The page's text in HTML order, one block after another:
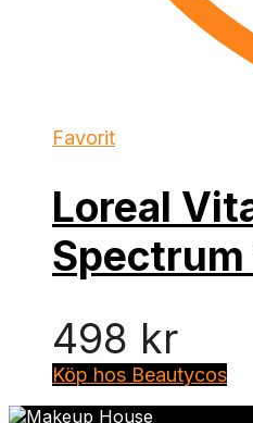
Favorit
Loreal
Spectrum
498 kr
Köp hos Beautycos